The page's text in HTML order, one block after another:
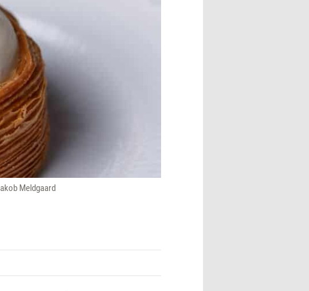
Meldgaard